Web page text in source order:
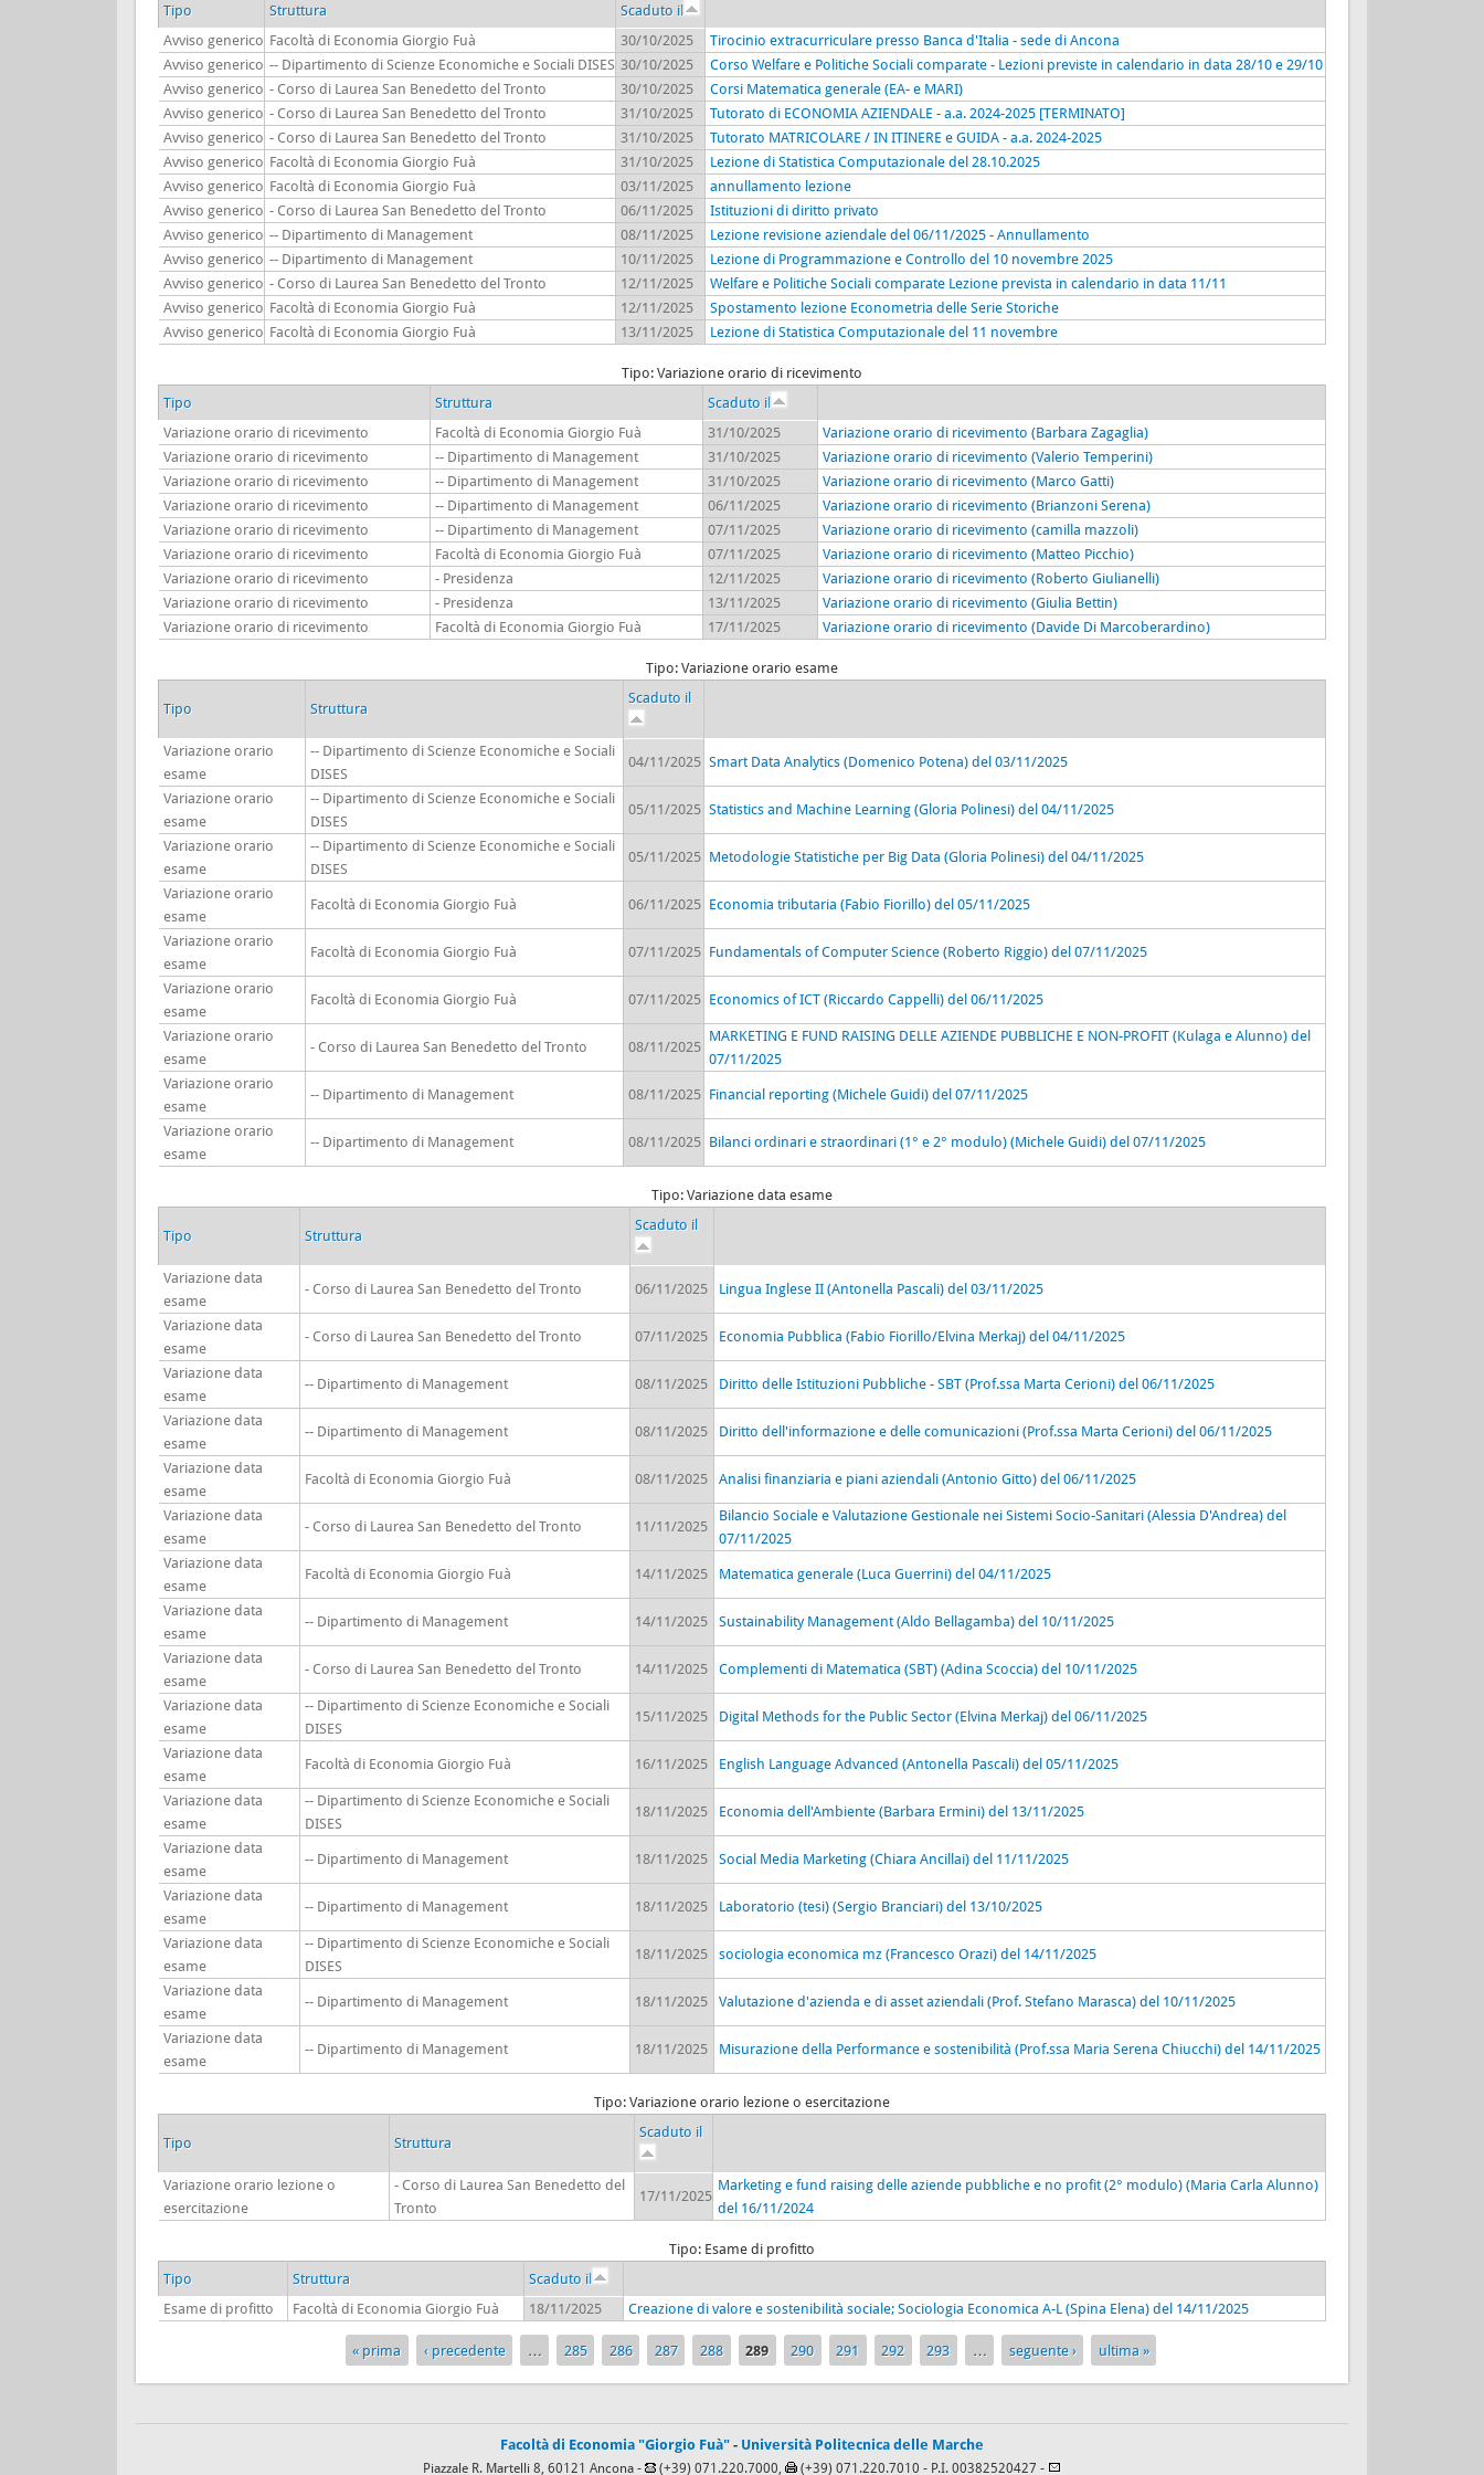
Tipo
Struttura
Scaduto il
Avviso generico Facoltà di Economia Giorgio Fuà 30/10/2025
Tirocinio extracurriculare presso Banca d'Italia - sede di Ancona
Avviso generico -- Dipartimento di Scienze Economiche e Sociali DISES 30/10/2025
Corso Welfare e Politiche Sociali comparate - Lezioni previste in calendario in data 28/10 e 29/10
Avviso generico - Corso di Laurea San Benedetto del Tronto 30/10/2025
Corsi Matematica generale (EA- e MARI)
Avviso generico - Corso di Laurea San Benedetto del Tronto 31/10/2025
Tutorato di ECONOMIA AZIENDALE - a.a. 2024-2025 [TERMINATO]
Avviso generico - Corso di Laurea San Benedetto del Tronto 31/10/2025
Tutorato MATRICOLARE / IN ITINERE e GUIDA - a.a. 2024-2025
Avviso generico Facoltà di Economia Giorgio Fuà 31/10/2025
Lezione di Statistica Computazionale del 28.10.2025
Avviso generico Facoltà di Economia Giorgio Fuà 03/11/2025
annullamento lezione
Avviso generico - Corso di Laurea San Benedetto del Tronto 06/11/2025
Istituzioni di diritto privato
Avviso generico -- Dipartimento di Management 08/11/2025
Lezione revisione aziendale del 06/11/2025 - Annullamento
Avviso generico -- Dipartimento di Management 10/11/2025
Lezione di Programmazione e Controllo del 10 novembre 2025
Avviso generico - Corso di Laurea San Benedetto del Tronto 12/11/2025
Welfare e Politiche Sociali comparate Lezione prevista in calendario in data 11/11
Avviso generico Facoltà di Economia Giorgio Fuà 12/11/2025
Spostamento lezione Econometria delle Serie Storiche
Avviso generico Facoltà di Economia Giorgio Fuà 13/11/2025 Lezione di Statistica Computazionale del 11 novembre
Tipo: Variazione orario di ricevimento
Tipo
Struttura
Scaduto il
Variazione orario di ricevimento
Facoltà di Economia Giorgio Fuà 31/10/2025
Variazione orario di ricevimento (Barbara Zagaglia)
Variazione orario di ricevimento
-- Dipartimento di Management 31/10/2025
Variazione orario di ricevimento (Valerio Temperini)
Variazione orario di ricevimento
-- Dipartimento di Management 31/10/2025
Variazione orario di ricevimento (Marco Gatti)
Variazione orario di ricevimento
-- Dipartimento di Management 06/11/2025
Variazione orario di ricevimento (Brianzoni Serena)
Variazione orario di ricevimento
-- Dipartimento di Management 07/11/2025
Variazione orario di ricevimento (camilla mazzoli)
Variazione orario di ricevimento
Facoltà di Economia Giorgio Fuà 07/11/2025
Variazione orario di ricevimento (Matteo Picchio)
Variazione orario di ricevimento
- Presidenza 12/11/2025
Variazione orario di ricevimento (Roberto Giulianelli)
Variazione orario di ricevimento
- Presidenza 13/11/2025
Variazione orario di ricevimento (Giulia Bettin)
Variazione orario di ricevimento
Facoltà di Economia Giorgio Fuà 17/11/2025 Variazione orario di ricevimento (Davide Di Marcoberardino)
Tipo: Variazione orario esame
Tipo Struttura
Scaduto il
Variazione orario
esame
-- Dipartimento di Scienze Economiche e Sociali
DISES
04/11/2025 Smart Data Analytics (Domenico Potena) del 03/11/2025
Variazione orario
esame
-- Dipartimento di Scienze Economiche e Sociali
DISES
05/11/2025 Statistics and Machine Learning (Gloria Polinesi) del 04/11/2025
Variazione orario
esame
-- Dipartimento di Scienze Economiche e Sociali
DISES
05/11/2025 Metodologie Statistiche per Big Data (Gloria Polinesi) del 04/11/2025
Variazione orario
esame
Facoltà di Economia Giorgio Fuà 06/11/2025 Economia tributaria (Fabio Fiorillo) del 05/11/2025
Variazione orario
esame
Facoltà di Economia Giorgio Fuà 07/11/2025 Fundamentals of Computer Science (Roberto Riggio) del 07/11/2025
Variazione orario
esame
Facoltà di Economia Giorgio Fuà 07/11/2025 Economics of ICT (Riccardo Cappelli) del 06/11/2025
Variazione orario
esame
- Corso di Laurea San Benedetto del Tronto 08/11/2025
MARKETING E FUND RAISING DELLE AZIENDE PUBBLICHE E NON-PROFIT (Kulaga e Alunno) del
07/11/2025
Variazione orario
esame
-- Dipartimento di Management 08/11/2025 Financial reporting (Michele Guidi) del 07/11/2025
Variazione orario
esame
-- Dipartimento di Management 08/11/2025 Bilanci ordinari e straordinari (1° e 2° modulo) (Michele Guidi) del 07/11/2025
Tipo: Variazione data esame
Tipo Struttura
Scaduto il
Variazione data
esame
- Corso di Laurea San Benedetto del Tronto 06/11/2025 Lingua Inglese II (Antonella Pascali) del 03/11/2025
Variazione data
esame
- Corso di Laurea San Benedetto del Tronto 07/11/2025 Economia Pubblica (Fabio Fiorillo/Elvina Merkaj) del 04/11/2025
Variazione data
esame
-- Dipartimento di Management 08/11/2025 Diritto delle Istituzioni Pubbliche - SBT (Prof.ssa Marta Cerioni) del 06/11/2025
Variazione data
esame
-- Dipartimento di Management 08/11/2025 Diritto dell'informazione e delle comunicazioni (Prof.ssa Marta Cerioni) del 06/11/2025
Variazione data
esame
Facoltà di Economia Giorgio Fuà 08/11/2025 Analisi finanziaria e piani aziendali (Antonio Gitto) del 06/11/2025
Variazione data
esame
- Corso di Laurea San Benedetto del Tronto 11/11/2025
Bilancio Sociale e Valutazione Gestionale nei Sistemi Socio-Sanitari (Alessia D'Andrea) del
07/11/2025
Variazione data
esame
Facoltà di Economia Giorgio Fuà 14/11/2025 Matematica generale (Luca Guerrini) del 04/11/2025
Variazione data
esame
-- Dipartimento di Management 14/11/2025 Sustainability Management (Aldo Bellagamba) del 10/11/2025
Variazione data
esame
- Corso di Laurea San Benedetto del Tronto 14/11/2025 Complementi di Matematica (SBT) (Adina Scoccia) del 10/11/2025
Variazione data
esame
-- Dipartimento di Scienze Economiche e Sociali
DISES
15/11/2025 Digital Methods for the Public Sector (Elvina Merkaj) del 06/11/2025
Variazione data
esame
Facoltà di Economia Giorgio Fuà 16/11/2025 English Language Advanced (Antonella Pascali) del 05/11/2025
Variazione data
esame
-- Dipartimento di Scienze Economiche e Sociali
DISES
18/11/2025 Economia dell'Ambiente (Barbara Ermini) del 13/11/2025
Variazione data
esame
-- Dipartimento di Management 18/11/2025 Social Media Marketing (Chiara Ancillai) del 11/11/2025
Variazione data
esame
-- Dipartimento di Management 18/11/2025 Laboratorio (tesi) (Sergio Branciari) del 13/10/2025
Variazione data
esame
-- Dipartimento di Scienze Economiche e Sociali
DISES
18/11/2025 sociologia economica mz (Francesco Orazi) del 14/11/2025
Variazione data
esame
-- Dipartimento di Management 18/11/2025 Valutazione d'azienda e di asset aziendali (Prof. Stefano Marasca) del 10/11/2025
Variazione data
esame
-- Dipartimento di Management 18/11/2025 Misurazione della Performance e sostenibilità (Prof.ssa Maria Serena Chiucchi) del 14/11/2025
Tipo: Variazione orario lezione o esercitazione
Tipo Struttura
Scaduto il
Variazione orario lezione o
esercitazione
- Corso di Laurea San Benedetto del
Tronto
17/11/2025
Marketing e fund raising delle aziende pubbliche e no profit (2° modulo) (Maria Carla Alunno)
del 16/11/2024
Tipo: Esame di profitto
Tipo
Struttura
Scaduto il
Esame di profitto
Facoltà di Economia Giorgio Fuà 18/11/2025 Creazione di valore e sostenibilità sociale; Sociologia Economica A-L (Spina Elena) del 14/11/2025
« prima ‹ precedente … 285 286 287 288 289 290 291 292 293 … seguente › ultima »
Facoltà di Economia "Giorgio Fuà" - Università Politecnica delle Marche
Piazzale R. Martelli 8, 60121 Ancona - (+39) 071.220.7000, (+39) 071.220.7010 - P.I. 00382520427 -